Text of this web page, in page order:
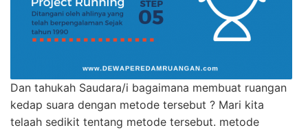
Dan tahukah Saudara/i bagaimana membuat ruangan
kedap suara dengan metode tersebut ? Mari kita
telaah sedikit tentang metode tersebut. metode